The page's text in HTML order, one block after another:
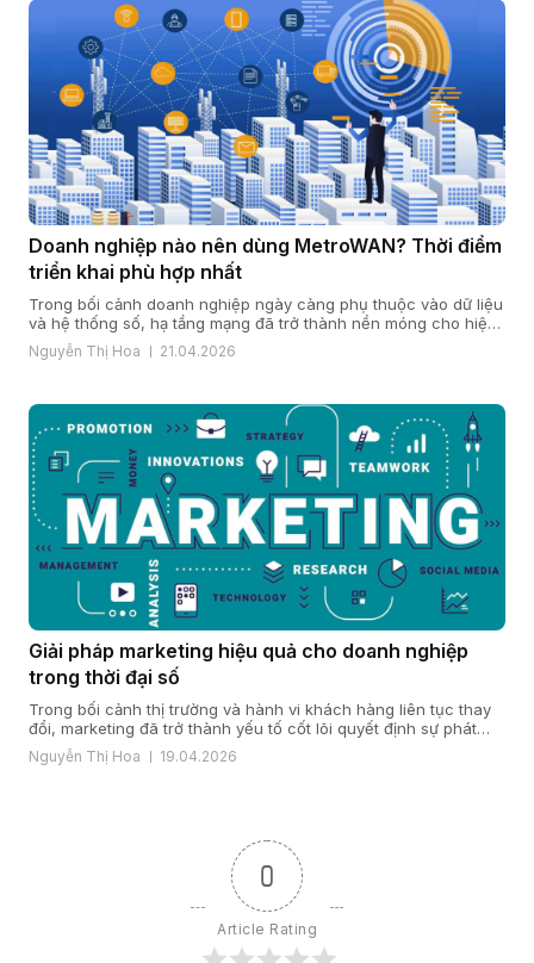
Doanh nghiệp nào nên dùng MetroWAN? Thời điểm
triển khai phù hợp nhất
Trong bối cảnh doanh nghiệp ngày càng phụ thuộc vào dữ liệu
và hệ thống số, hạ tầng mạng đã trở thành nền móng cho hiệu
quả vận hành và năng lực cạnh tranh. Khi quy mô mở rộng, chi
nhánh gia tăng và yêu cầu bảo mật, ổn định ngày càng cao,
Nguyễn Thị Hoa 21.04.2026
Giải pháp marketing hiệu quả cho doanh nghiệp
trong thời đại số
Trong bối cảnh thị trường và hành vi khách hàng liên tục thay
đổi, marketing đã trở thành yếu tố cốt lõi quyết định sự phát
triển của doanh nghiệp. Một giải pháp marketing hiệu quả nằm
ở cách doanh nghiệp hiểu khách hàng, xây dựng chiến lược
Nguyễn Thị Hoa 19.04.2026
0
Article Rating